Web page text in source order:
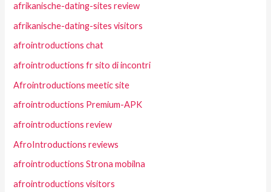
afrikanische-dating-sites review
afrikanische-dating-sites visitors
afrointroductions chat
afrointroductions fr sito di incontri
Afrointroductions meetic site
afrointroductions Premium-APK
afrointroductions review
AfroIntroductions reviews
afrointroductions Strona mobilna
afrointroductions visitors